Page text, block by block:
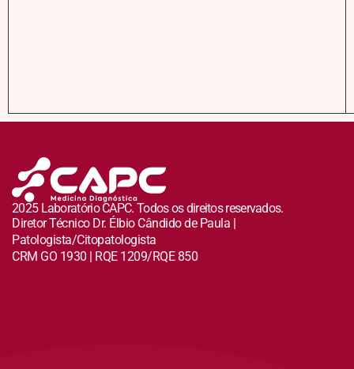
2025 Laboratório CAPC. Todos os direitos reservados.
Diretor Técnico Dr. Élbio Cândido de Paula |
Patologista/Citopatologista
CRM GO 1930 | RQE 1209/RQE 850